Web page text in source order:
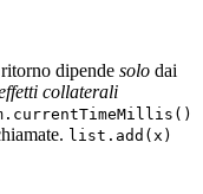
dipende solo dai
collaterali
list.add(x)